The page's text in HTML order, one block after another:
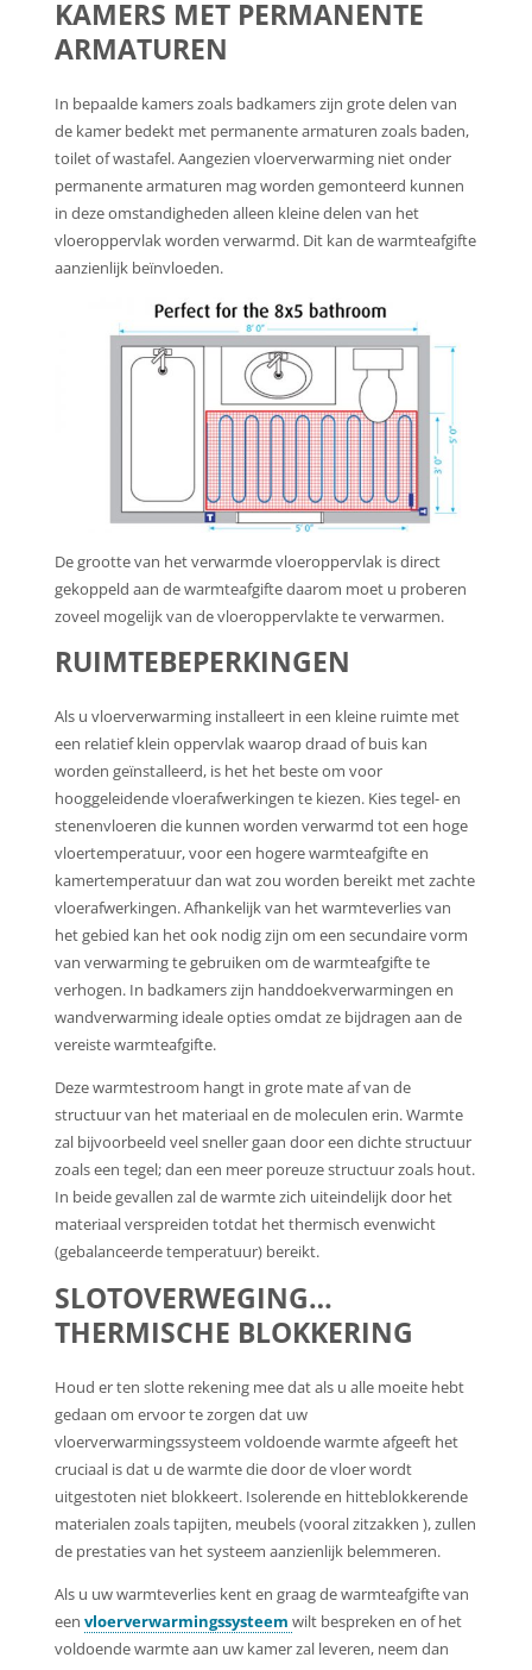
KAMERS MET PERMANENTE
ARMATUREN
In bepaalde kamers zoals badkamers zijn grote delen van
de kamer bedekt met permanente armaturen zoals baden,
toilet of wastafel. Aangezien vloerverwarming niet onder
permanente armaturen mag worden gemonteerd kunnen
in deze omstandigheden alleen kleine delen van het
vloeroppervlak worden verwarmd. Dit kan de warmteafgifte
aanzienlijk beïnvloeden.
De grootte van het verwarmde vloeroppervlak is direct
gekoppeld aan de warmteafgifte daarom moet u proberen
zoveel mogelijk van de vloeroppervlakte te verwarmen.
RUIMTEBEPERKINGEN
Als u vloerverwarming installeert in een kleine ruimte met
een relatief klein oppervlak waarop draad of buis kan
worden geïnstalleerd, is het het beste om voor
hooggeleidende vloerafwerkingen te kiezen. Kies tegel- en
stenenvloeren die kunnen worden verwarmd tot een hoge
vloertemperatuur, voor een hogere warmteafgifte en
kamertemperatuur dan wat zou worden bereikt met zachte
vloerafwerkingen. Afhankelijk van het warmteverlies van
het gebied kan het ook nodig zijn om een secundaire vorm
van verwarming te gebruiken om de warmteafgifte te
verhogen. In badkamers zijn handdoekverwarmingen en
wandverwarming ideale opties omdat ze bijdragen aan de
vereiste warmteafgifte.
Deze warmtestroom hangt in grote mate af van de
structuur van het materiaal en de moleculen erin. Warmte
zal bijvoorbeeld veel sneller gaan door een dichte structuur
zoals een tegel; dan een meer poreuze structuur zoals hout.
In beide gevallen zal de warmte zich uiteindelijk door het
materiaal verspreiden totdat het thermisch evenwicht
(gebalanceerde temperatuur) bereikt.
SLOTOVERWEGING…
THERMISCHE BLOKKERING
Houd er ten slotte rekening mee dat als u alle moeite hebt
gedaan om ervoor te zorgen dat uw
vloerverwarmingssysteem voldoende warmte afgeeft het
cruciaal is dat u de warmte die door de vloer wordt
uitgestoten niet blokkeert. Isolerende en hitteblokkerende
materialen zoals tapijten, meubels (vooral zitzakken ), zullen
de prestaties van het systeem aanzienlijk belemmeren.
Als u uw warmteverlies kent en graag de warmteafgifte van
een vloerverwarmingssysteem wilt bespreken en of het
voldoende warmte aan uw kamer zal leveren, neem dan